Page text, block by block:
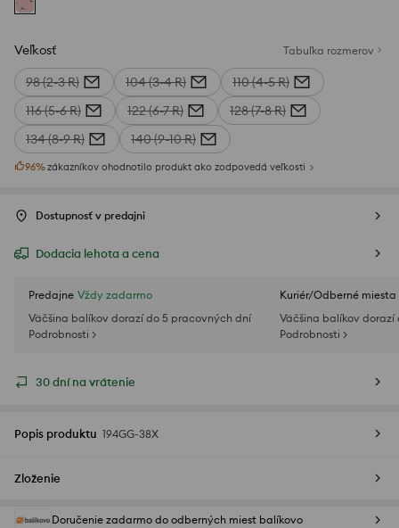
Veľkosť Tabuľka rozmerov
98 (2-3 R) 104 (3-4 R)
110 (4-5 R)
116 (5-6 R)
122 (6-7 R)
128 (7-8 R)
134 (8-9 R)
140 (9-10 R)
96%zákazníkov ohodnotilo produkt ako zodpovedá veľkosti
Dostupnosť v predajni
Dodacia lehota a cena
Predajne Vždy zadarmo
Väčšina balíkov dorazí do 5 pracovných dní
Podrobnosti >
Kuriér/Odberné miesta
Väčšina balíkov
Podrobnosti >
30 dní na vrátenie
Popis produktu 194GG-38X
Zloženie
Doručenie zadarmo do odberných miest balíkovo